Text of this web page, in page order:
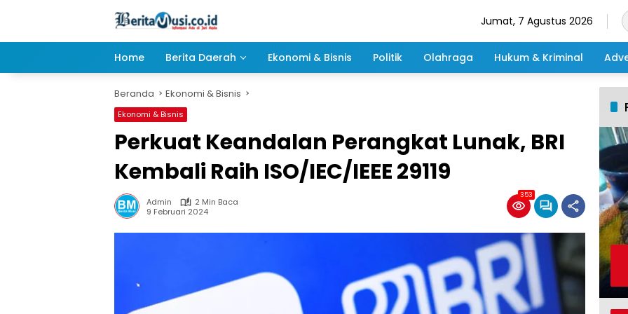
Jumat, 7 Agustus 2026
Home Berita Daerah Ekonomi & Bisnis Politik Olahraga Hukum & Kriminal
Beranda Ekonomi & Bisnis
Ekonomi & Bisnis
Perkuat Keandalan Perangkat Lunak, BRI
Kembali Raih ISO/IEC/IEEE 29119
Admin
2 Min Baca
9 Februari 2024
353